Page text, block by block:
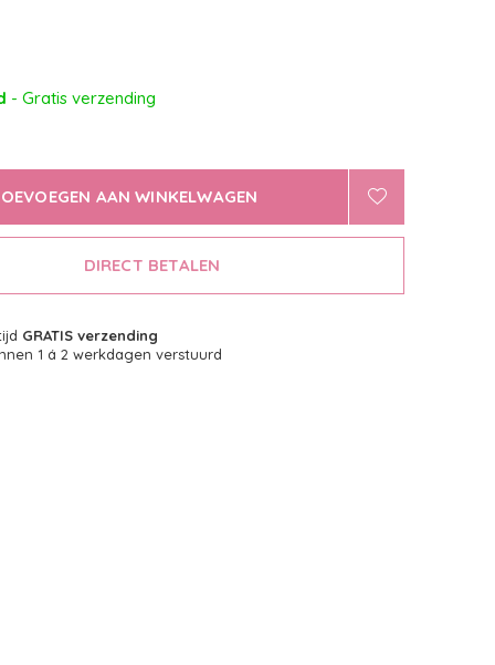
- Gratis verzending
AAN WINKELWAGEN
DIRECT BETALEN
GRATIS verzending
1 á 2 werkdagen verstuurd